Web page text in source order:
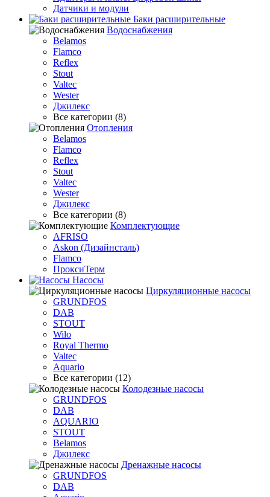
Датчики и модули
Баки расширительные
Водоснабжения
Belamos
Flamco
Reflex
Stout
Valtec
Wester
Джилекс
Все категории (8)
Отопления
Belamos
Flamco
Reflex
Stout
Valtec
Wester
Джилекс
Все категории (8)
Комплектующие
AFRISO
Askon (Дизайнсталь)
Flamco
ПроксиТерм
Насосы
Циркуляционные насосы
GRUNDFOS
DAB
STOUT
Wilo
Royal Thermo
Valtec
Aquario
Все категории (12)
Колодезные насосы
GRUNDFOS
DAB
AQUARIO
STOUT
Belamos
Джилекс
Дренажные насосы
GRUNDFOS
DAB